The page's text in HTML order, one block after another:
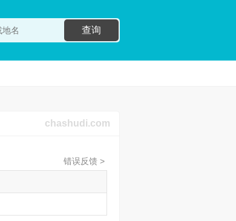
查询
chashudi.com
错误反馈 >